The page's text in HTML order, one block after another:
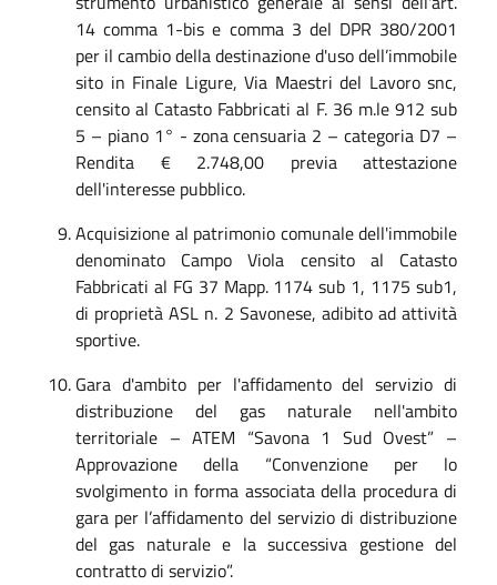
14 comma 1-bis e comma 3 del DPR 380/2001
per il cambio della destinazione d'uso dell’immobile
sito in Finale Ligure, Via Maestri del Lavoro snc,
censito al Catasto Fabbricati al F. 36 m.le 912 sub
5 – piano 1° - zona censuaria 2 – categoria D7 –
Rendita € 2.748,00 previa attestazione
dell'interesse pubblico.
Acquisizione al patrimonio comunale dell'immobile
denominato Campo Viola censito al Catasto
Fabbricati al FG 37 Mapp. 1174 sub 1, 1175 sub1,
di proprietà ASL n. 2 Savonese, adibito ad attività
sportive.
Gara d'ambito per l'affidamento del servizio di
distribuzione del gas naturale nell'ambito
territoriale – ATEM “Savona 1 Sud Ovest” –
Approvazione della “Convenzione per lo
svolgimento in forma associata della procedura di
gara per l’affidamento del servizio di distribuzione
del gas naturale e la successiva gestione del
contratto di servizio”.